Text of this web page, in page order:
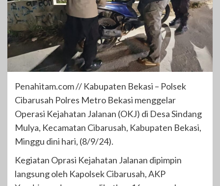
Penahitam.com // Kabupaten Bekasi – Polsek
Cibarusah Polres Metro Bekasi menggelar
Operasi Kejahatan Jalanan (OKJ) di Desa Sindang
Mulya, Kecamatan Cibarusah, Kabupaten Bekasi,
Minggu dini hari, (8/9/24).
Kegiatan Oprasi Kejahatan Jalanan dipimpin
langsung oleh Kapolsek Cibarusah, AKP